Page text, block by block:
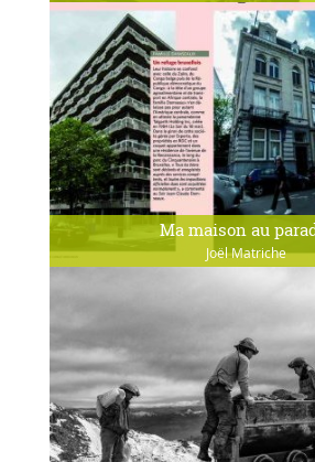
Ma maison au
Joël Matriche